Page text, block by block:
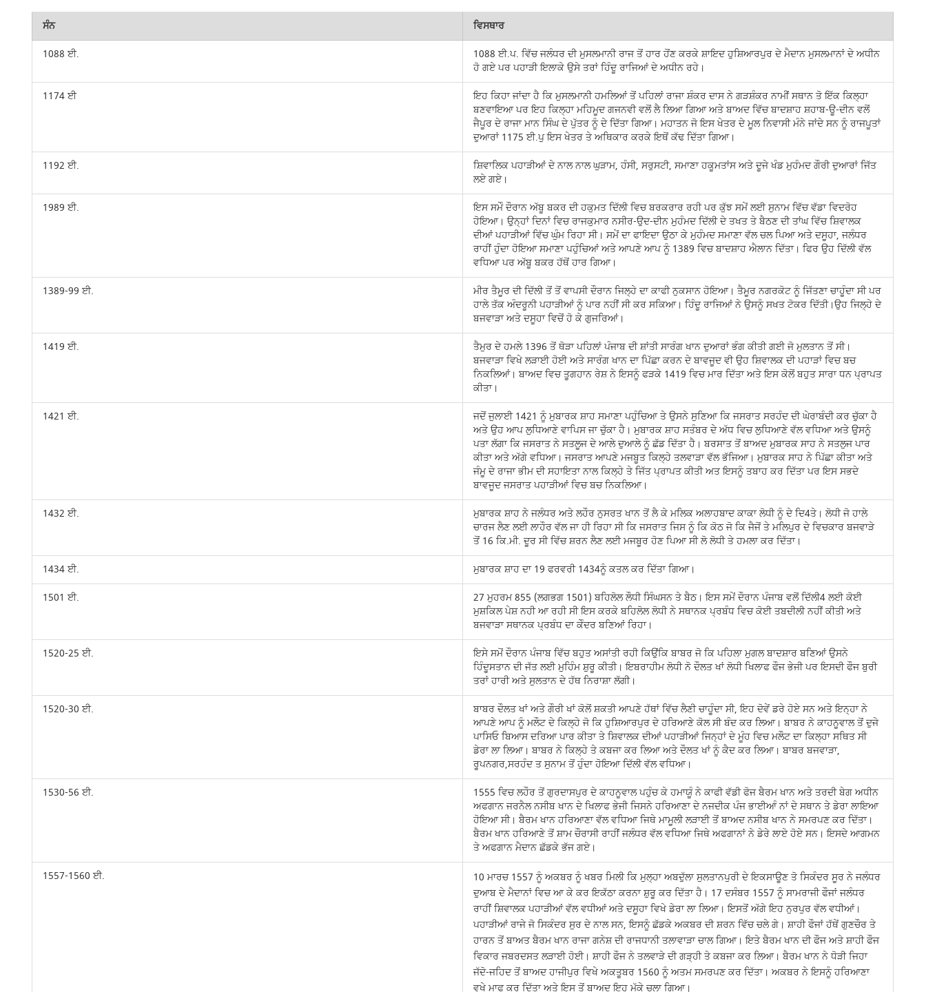
ਸੰਨ
ਵਿਸਥਾਰ
1088 ਈ.
1088 ਈ.ਪ. ਵਿੱਚ ਜਲੰਧਰ ਦੀ ਮੁਸਲਮਾਨੀ ਰਾਜ ਤੋਂ ਹਾਰ ਹੋਂਣ ਕਰਕੇ ਸ਼ਾਇਦ ਹੁਸ਼ਿਆਰਪੁਰ ਦੇ ਮੈਦਾਨ ਮੁਸਲਮਾਨਾਂ ਦੇ ਅਧੀਨ
ਹੋ ਗਏ ਪਰ ਪਹਾੜੀ ਇਲਾਕੇ ਉਸੇ ਤਰਾਂ ਹਿੰਦੂ ਰਾਜਿਆਂ ਦੇ ਅਧੀਨ ਰਹੇ।
1174 ਈ
ਇਹ ਕਿਹਾ ਜਾਂਦਾ ਹੈ ਕਿ ਮੁਸਲਮਾਨੀ ਹਮਲਿਆਂ ਤੋਂ ਪਹਿਲਾਂ ਰਾਜਾ ਸ਼ੰਕਰ ਦਾਸ ਨੇ ਗੜਸ਼ੰਕਰ ਨਾਮੀਂ ਸਥਾਨ ਤੋ ਇੱਕ ਕਿਲ੍ਹਾ
ਬਣਵਾਇਆ ਪਰ ਇਹ ਕਿਲ੍ਹਾ ਮਹਿਮੂਦ ਗਜਨਵੀ ਵਲੋਂ ਲੈ ਲਿਆ ਗਿਆ ਅਤੇ ਬਾਅਦ ਵਿੱਚ ਬਾਦਸ਼ਾਹ ਸ਼ਹਾਬ-ਊ-ਦੀਨ ਵਲੋਂ
ਜੈਪੂਰ ਦੇ ਰਾਜਾ ਮਾਨ ਸਿੰਘ ਦੇ ਪੁੱਤਰ ਨੂੰ ਦੇ ਦਿੱਤਾ ਗਿਆ। ਮਹਾਤਨ ਜੋ ਇਸ ਖੇਤਰ ਦੇ ਮੂਲ ਨਿਵਾਸੀ ਮੰਨੇ ਜਾਂਦੇ ਸਨ ਨੂੰ ਰਾਜਪੂਤਾਂ
ਦੁਆਰਾਂ 1175 ਈ.ਪੁ ਇਸ ਖੇਤਰ ਤੇ ਅਥਿਕਾਰ ਕਰਕੇ ਇਥੋਂ ਕੱਢ ਦਿੱਤਾ ਗਿਆ।
1192 ਈ.
ਸ਼ਿਵਾਲਿਕ ਪਹਾੜੀਆਂ ਦੇ ਨਾਲ ਨਾਲ ਘੁੜਾਮ, ਹੰਸੀ, ਸਰੁਸਟੀ, ਸਮਾਣਾ ਹਕੂਮਤਾਂਸ ਅਤੇ ਦੂਜੇ ਖੰਡ ਮੁਹੰਮਦ ਗੌਰੀ ਦੁਆਰਾਂ ਜਿੱਤ
ਲਏ ਗਏ।
1989 ਈ.
ਇਸ ਸਮੇੰ ਦੌਰਾਨ ਅੱਬੂ ਬਕਰ ਦੀ ਹਕੁਮਤ ਦਿੱਲੀ ਵਿਚ ਬਰਕਰਾਰ ਰਹੀ ਪਰ ਕੁੱਝ ਸਮੇਂ ਲਈ ਸੁਨਾਮ ਵਿੱਚ ਵੱਡਾ ਵਿਦਰੋਹ
ਹੋਇਆ। ਉਨ੍ਹਾਂ ਦਿਨਾਂ ਵਿਚ ਰਾਜਕੁਮਾਰ ਨਸੀਰ-ਉਦ-ਦੀਨ ਮੁਹੰਮਦ ਦਿੱਲੀ ਦੇ ਤਖਤ ਤੇ ਬੈਠਣ ਦੀ ਤਾਂਘ ਵਿੱਚ ਸ਼ਿਵਾਲਕ
ਦੀਆਂ ਪਹਾੜੀਆਂ ਵਿੱਚ ਘੁੰਮ ਰਿਹਾ ਸੀ। ਸਮੇਂ ਦਾ ਫਾਇਦਾ ਉਠਾ ਕੇ ਮੁਹੰਮਦ ਸਮਾਣਾ ਵੱਲ ਚਲ ਪਿਆ ਅਤੇ ਦਸੂਹਾ, ਜਲੰਧਰ
ਰਾਹੀਂ ਹੁੰਦਾ ਹੋਇਆ ਸਮਾਣਾ ਪਹੁੰਚਿਆਂ ਅਤੇ ਆਪਣੇ ਆਪ ਨੂੰ 1389 ਵਿਚ ਬਾਦਸ਼ਾਹ ਐਲਾਨ ਦਿੱਤਾ। ਫਿਰ ਉਹ ਦਿੱਲੀ ਵੱਲ
ਵਧਿਆ ਪਰ ਅੱਬੂ ਬਕਰ ਹੱਥੋਂ ਹਾਰ ਗਿਆ।
1389-99 ਈ.
ਮੀਰ ਤੈਮੂਰ ਦੀ ਦਿੱਲੀ ਤੋਂ ਤੋਂ ਵਾਪਸੀ ਦੌਰਾਨ ਜਿਲ੍ਹੇ ਦਾ ਕਾਫੀ ਨੁਕਸਾਨ ਹੋਇਆ। ਤੈਮੂਰ ਨਗਰਕੋਟ ਨੂੰ ਜਿੱਤਣਾ ਚਾਹੂੰਦਾ ਸੀ ਪਰ
ਹਾਲੇ ਤੱਕ ਅੰਦਰੂਨੀ ਪਹਾੜੀਆਂ ਨੂੰ ਪਾਰ ਨਹੀਂ ਸੀ ਕਰ ਸਕਿਆ। ਹਿੰਦੂ ਰਾਜਿਆਂ ਨੇ ਉਸਨੂੰ ਸਖਤ ਟੋਕਰ ਦਿੱਤੀ।ਉਹ ਜਿਲ੍ਹੇ ਦੇ
ਬਜਵਾੜਾ ਅਤੇ ਦਸੂਹਾ ਵਿਚੋਂ ਹੋ ਕੇ ਗੁਜਰਿਆਂ।
1419 ਈ.
ਤੈਮੁਰ ਦੇ ਹਮਲੇ 1396 ਤੋਂ ਥੋੜਾ ਪਹਿਲਾਂ ਪੰਜਾਬ ਦੀ ਸ਼ਾਂਤੀ ਸਾਰੰਗ ਖਾਨ ਦੁਆਰਾਂ ਭੰਗ ਕੀਤੀ ਗਈ ਜੋ ਮੁਲਤਾਨ ਤੋਂ ਸੀ।
ਬਜਵਾੜਾ ਵਿਖੇ ਲੜਾਈ ਹੋਈ ਅਤੇ ਸਾਰੰਗ ਖਾਨ ਦਾ ਪਿੱਛਾ ਕਰਨ ਦੇ ਬਾਵਜੂਦ ਵੀ ਉਹ ਸ਼ਿਵਾਲਕ ਦੀ ਪਹਾੜਾਂ ਵਿਚ ਬਚ
ਨਿਕਲਿਆਂ। ਬਾਅਦ ਵਿਚ ਤੂਗਹਾਨ ਰੇਸ਼ ਨੇ ਇਸਨੂੰ ਫੜਕੇ 1419 ਵਿਚ ਮਾਰ ਦਿੱਤਾ ਅਤੇ ਇਸ ਕੋਲੋਂ ਬਹੁਤ ਸਾਰਾ ਧਨ ਪ੍ਰਾਪਤ
ਕੀਤਾ।
1421 ਈ.
ਜਦੋਂ ਜੁਲਾਈ 1421 ਨੂੰ ਮੁਬਾਰਕ ਸ਼ਾਹ ਸਮਾਣਾ ਪਹੁੰਚਿਆ ਤੇ ਉਸਨੇ ਸੁਣਿਆ ਕਿ ਜਸਰਾਤ ਸਰਹੰਦ ਦੀ ਘੇਰਾਬੰਦੀ ਕਰ ਚੁੱਕਾ ਹੈ
ਅਤੇ ਉਹ ਆਪ ਲੁਧਿਆਣੇ ਵਾਪਿਸ ਜਾ ਚੁੱਕਾ ਹੈ। ਮੁਬਾਰਕ ਸ਼ਾਹ ਸਤੰਬਰ ਦੇ ਅੱਧ ਵਿਚ ਲੁਧਿਆਣੇ ਵੱਲ ਵਧਿਆ ਅਤੇ ਉਸਨੂੰ
ਪਤਾ ਲੱਗਾ ਕਿ ਜਸਰਾਤ ਨੇ ਸਤਲੂਜ ਦੇ ਆਲੇ ਦੁਆਲੇ ਨੂੰ ਛੱਡ ਦਿੱਤਾ ਹੈ। ਬਰਸਾਤ ਤੋਂ ਬਾਅਦ ਮੁਬਾਰਕ ਸਾਹ ਨੇ ਸਤਲੁਜ ਪਾਰ
ਕੀਤਾ ਅਤੇ ਅੱਗੇ ਵਧਿਆ। ਜਸਰਾਤ ਆਪਣੇ ਮਜਬੂਤ ਕਿਲ੍ਹੇ ਤਲਵਾੜਾ ਵੱਲ ਭੱਜਿਆ। ਮੁਬਾਰਕ ਸਾਹ ਨੇ ਪਿੱਛਾ ਕੀਤਾ ਅਤੇ
ਜੰਮੂ ਦੇ ਰਾਜਾ ਭੀਮ ਦੀ ਸਹਾਇਤਾ ਨਾਲ ਕਿਲ੍ਹੇ ਤੇ ਜਿੱਤ ਪ੍ਰਾਪਤ ਕੀਤੀ ਅਤ ਇਸਨੂੰ ਤਬਾਹ ਕਰ ਦਿੱਤਾ ਪਰ ਇਸ ਸਭਦੇ
ਬਾਵਜੂਦ ਜਸਰਾਤ ਪਹਾੜੀਆਂ ਵਿਚ ਬਚ ਨਿਕਲਿਆ।
1432 ਈ.
ਮੁਬਾਰਕ ਸ਼ਾਹ ਨੇ ਜਲੰਧਰ ਅਤੇ ਲਹੌਰ ਨੁਸਰਤ ਖਾਨ ਤੋਂ ਲੈ ਕੇ ਮਲਿਕ ਅਲਾਹਬਾਦ ਕਾਕਾ ਲੋਧੀ ਨੂੰ ਦੇ ਦਿ4ਤੇ। ਲੋਧੀ ਜੋ ਹਾਲੇ
ਚਾਰਜ ਲੈਣ ਲਈ ਲਾਹੌਰ ਵੱਲ ਜਾ ਹੀ ਰਿਹਾ ਸੀ ਕਿ ਜਸਰਾਤ ਜਿਸ ਨੂੰ ਕਿ ਕੋਠ ਜੋ ਕਿ ਜੈਜੋਂ ਤੇ ਮਲਿਪੁਰ ਦੇ ਵਿਚਕਾਰ ਬਜਵਾੜੇ
ਤੋਂ 16 ਕਿ.ਮੀ. ਦੂਰ ਸੀ ਵਿੱਚ ਸ਼ਰਨ ਲੈਣ ਲਈ ਮਜਬੂਰ ਹੋਣ ਪਿਆ ਸੀ ਲੋ ਲੋਧੀ ਤੇ ਹਮਲਾ ਕਰ ਦਿੱਤਾ।
1434 ਈ.
ਮੁਬਾਰਕ ਸ਼ਾਹ ਦਾ 19 ਫਰਵਰੀ 1434ਨੂੰ ਕਤਲ ਕਰ ਦਿੱਤਾ ਗਿਆ।
1501 ਈ.
27 ਮੁਹਰਮ 855 (ਲਗਭਗ 1501) ਬਹਿਲੋਲ ਲੌਧੀ ਸਿੰਘਸਨ ਤੇ ਬੈਠ। ਇਸ ਸਮੇਂ ਦੌਰਾਨ ਪੰਜਾਬ ਵਲੋਂ ਦਿੱਲੀ4 ਲਈ ਕੋਈ
ਮੁਸ਼ਕਿਲ ਪੇਸ਼ ਨਹੀ ਆ ਰਹੀ ਸੀ ਇਸ ਕਰਕੇ ਬਹਿਲੋਲ ਲੋਧੀ ਨੇ ਸਥਾਨਕ ਪ੍ਰਬੰਧ ਵਿਚ ਕੋਈ ਤਬਦੀਲੀ ਨਹੀਂ ਕੀਤੀ ਅਤੇ
ਬਜਵਾੜਾ ਸਥਾਨਕ ਪ੍ਰਬੰਧ ਦਾ ਕੇੰਦਰ ਬਣਿਆਂ ਰਿਹਾ।
1520-25 ਈ.
ਇਸੇ ਸਮੋਂ ਦੌਰਾਨ ਪੰਜਾਬ ਵਿੱਚ ਬਹੁਤ ਅਸਾਂਤੀ ਰਹੀ ਕਿਉਂਕਿ ਬਾਬਰ ਜੋ ਕਿ ਪਹਿਲਾ ਮੁਗਲ ਬਾਦਸ਼ਾਰ ਬਣਿਆਂ ਉਸਨੇ
ਹਿੰਦੂਸਤਾਨ ਦੀ ਜੱਤ ਲਈ ਮੁਹਿੰਮ ਸ਼ੁਰੂ ਕੀਤੀ। ਇਬਰਾਹੀਮ ਲੋਧੀ ਨੋ ਦੌਲਤ ਖਾਂ ਲੋਧੀ ਖਿਲਾਫ ਫੌਜ ਭੇਜੀ ਪਰ ਇਸਦੀ ਫੌਜ ਬੁਰੀ
ਤਰਾਂ ਹਾਰੀ ਅਤੇ ਸੁਲਤਾਨ ਦੇ ਹੱਥ ਨਿਰਾਸ਼ਾ ਲੱਗੀ।
1520-30 ਈ.
ਬਾਬਰ ਦੌਲਤ ਖਾਂ ਅਤੇ ਗੌਰੀ ਖਾਂ ਕੋਲੋਂ ਸ਼ਕਤੀ ਆਪਣੇ ਹੱਥਾਂ ਵਿੱਚ ਲੈਣੀ ਚਾਹੂੰਦਾ ਸੀ, ਇਹ ਦੋਵੇਂ ਡਰੇ ਹੋਏ ਸਨ ਅਤੇ ਇਨ੍ਹਾ ਨੇ
ਆਪਣੇ ਆਪ ਨੂੰ ਮਲੌਟ ਦੇ ਕਿਲ੍ਹੇ ਜੋ ਕਿ ਹੁਸ਼ਿਆਰਪੁਰ ਦੇ ਹਰਿਆਣੇ ਕੋਲ ਸੀ ਬੰਦ ਕਰ ਲਿਆ। ਬਾਬਰ ਨੇ ਕਾਹਨੂਵਾਲ ਤੋਂ ਦੁਜੇ
ਪਾਸਿਓ ਬਿਆਸ ਦਰਿਆ ਪਾਰ ਕੀਤਾ ਤੇ ਸ਼ਿਵਾਲਕ ਦੀਆਂ ਪਹਾੜੀਆਂ ਜਿਨ੍ਹਾਂ ਦੇ ਮੂੰਹ ਵਿਚ ਮਲੌਟ ਦਾ ਕਿਲ੍ਹਾ ਸਥਿਤ ਸੀ
ਡੇਰਾ ਲਾ ਲਿਆ। ਬਾਬਰ ਨੇ ਕਿਲ੍ਹੇ ਤੇ ਕਬਜਾ ਕਰ ਲਿਆ ਅਤੇ ਦੌਲਤ ਖਾਂ ਨੂੰ ਕੈਦ ਕਰ ਲਿਆ। ਬਾਬਰ ਬਜਵਾੜਾ,
ਰੂਪਨਗਰ,ਸਰਹੰਦ ਤ ਸੁਨਾਮ ਤੋਂ ਹੁੰਦਾ ਹੋਇਆ ਦਿੱਲੀ ਵੱਲ ਵਧਿਆ।
1530-56 ਈ.
1555 ਵਿਚ ਲਹੌਰ ਤੋਂ ਗੁਰਦਾਸਪੁਰ ਦੇ ਕਾਹਨੂਵਾਲ ਪਹੁੰਚ ਕੇ ਹਮਾਯੂੰ ਨੇ ਕਾਫੀ ਵੱਡੀ ਫੋਜ ਬੈਰਮ ਖਾਨ ਅਤੇ ਤਰਦੀ ਬੇਗ ਅਧੀਨ
ਅਫਗਾਨ ਜਰਨੈਲ ਨਸੀਬ ਖਾਨ ਦੇ ਖਿਲਾਫ ਭੇਜੀ ਜਿਸਨੇ ਹਰਿਆਣਾ ਦੇ ਨਜਦੀਕ ਪੰਜ ਭਾਈਆੰ ਨਾਂ ਦੇ ਸਥਾਨ ਤੇ ਡੇਰਾ ਲਾਇਆ
ਹੋਇਆ ਸੀ। ਬੈਰਮ ਖਾਨ ਹਰਿਆਣਾ ਵੱਲ ਵਧਿਆ ਜਿਥੇ ਮਾਮੂਲੀ ਲੜਾਈ ਤੋਂ ਬਾਅਦ ਨਸੀਬ ਖਾਨ ਨੇ ਸਮਰਪਣ ਕਰ ਦਿੱਤਾ।
ਬੈਰਮ ਖਾਨ ਹਰਿਆਣੇ ਤੋਂ ਸ਼ਾਮ ਚੌਰਾਸੀ ਰਾਹੀਂ ਜਲੰਧਰ ਵੱਲ ਵਧਿਆ ਜਿਥੇ ਅਫਗਾਨਾਂ ਨੇ ਡੇਰੇ ਲਾਏ ਹੋਏ ਸਨ। ਇਸਦੇ ਆਗਮਨ
ਤੇ ਅਫਗਾਨ ਮੈਦਾਨ ਛੱਡਕੇ ਭੱਜ ਗਏ।
1557-1560 ਈ.
10 ਮਾਰਚ 1557 ਨੂੰ ਅਕਬਰ ਨੂੰ ਖਬਰ ਮਿਲੀ ਕਿ ਮੁਲ੍ਹਾ ਅਬਦੁੱਲਾ ਸੁਲਤਾਨਪੁਰੀ ਦੇ ਇਕਸਾਊਣ ਤੋ ਸਿਕੰਦਰ ਸੂਰ ਨੇ ਜਲੰਧਰ
ਦੁਆਬ ਦੇ ਮੈਦਾਨਾਂ ਵਿਚ ਆ ਕੇ ਕਰ ਇਕੱਠਾ ਕਰਨਾ ਸ਼ੁਰੂ ਕਰ ਦਿੱਤਾ ਹੈ। 17 ਦਸੰਬਰ 1557 ਨੂੰ ਸਾਮਰਾਜੀ ਫੌਜਾਂ ਜਲੰਧਰ
ਰਾਹੀਂ ਸ਼ਿਵਾਲਕ ਪਹਾੜੀਆਂ ਵੱਲ ਵਧੀਆਂ ਅਤੇ ਦਸੂਹਾ ਵਿਖੇ ਡੇਰਾ ਲਾ ਲਿਆ। ਇਸਤੋਂ ਅੱਗੇ ਇਹ ਨੁਰਪੁਰ ਵੱਲ ਵਧੀਆਂ।
ਪਹਾੜੀਆਂ ਰਾਜੇ ਜੋ ਸਿਕੰਦਰ ਸੁਰ ਦੇ ਨਾਲ ਸਨ, ਇਸਨੂੰ ਛੱਡਕੇ ਅਕਬਰ ਦੀ ਸ਼ਰਨ ਵਿੱਚ ਚਲੇ ਗੇ। ਸ਼ਾਹੀ ਫੌਜਾਂ ਹੱਥੇਂ ਗੁਣਚੌਰ ਤੇ
ਹਾਰਨ ਤੋਂ ਬਾਅਤ ਬੈਰਮ ਖਾਨ ਰਾਜਾ ਗਨੇਸ਼ ਦੀ ਰਾਜਧਾਨੀ ਤਲਾਵਾੜਾ ਚਾਲ ਗਿਆ। ਇਤੇ ਬੈਰਮ ਖਾਨ ਦੀ ਫੌਜ ਅਤੇ ਸ਼ਾਹੀ ਫੌਜ
ਵਿਕਾਰ ਜਬਰਦਸਤ ਲੜਾਈ ਹੋਈ। ਸ਼ਾਹੀ ਫੌਜ ਨੇ ਤਲਵਾੜੇ ਦੀ ਗੜ੍ਹੀ ਤੇ ਕਬਜਾ ਕਰ ਲਿਆ। ਬੈਰਮ ਖਾਨ ਨੇ ਧੋੜੀ ਜਿਹਾ
ਜੱਦੋ-ਜਹਿਦ ਤੋਂ ਬਾਅਦ ਹਾਜੀਪੁਰ ਵਿਖੇ ਅਕਤੂਬਰ 1560 ਨੂੰ ਅਤਮ ਸਮਰਪਣ ਕਰ ਦਿੱਤਾ। ਅਕਬਰ ਨੇ ਇਸਨੂੰ ਹਰਿਆਣਾ
ਵਖੇ ਮਾਫ ਕਰ ਦਿੱਤਾ ਅਤੇ ਇਸ ਤੋਂ ਬਾਅਦ ਇਹ ਮੱਕੇ ਚਲਾ ਗਿਆ।